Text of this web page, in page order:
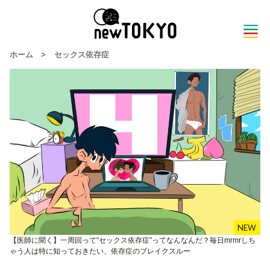
ホーム > セックス依存症
【医師に聞く】一周回って“セックス依存症”ってなんなんだ？毎日mrmrしち
ゃう人は特に知っておきたい、依存症のブレイクスルー